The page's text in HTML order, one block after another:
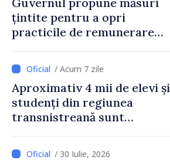
țintite pentru a opri
practicile de remunerare
/ Acum 7 zile
Aproximativ 4 mii de elevi și
studenți din regiunea
transnistreană sunt
educațional național
/ 30 Iulie, 2026